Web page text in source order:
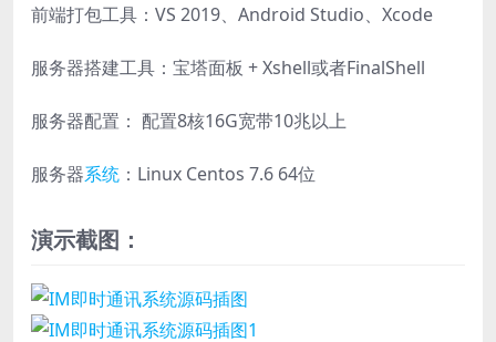
前端打包工具：VS 2019、Android Studio、Xcode
服务器搭建工具：宝塔面板 + Xshell或者FinalShell
服务器配置： 配置8核16G宽带10兆以上
服务器系统 ：Linux Centos 7.6 64位
演示截图：